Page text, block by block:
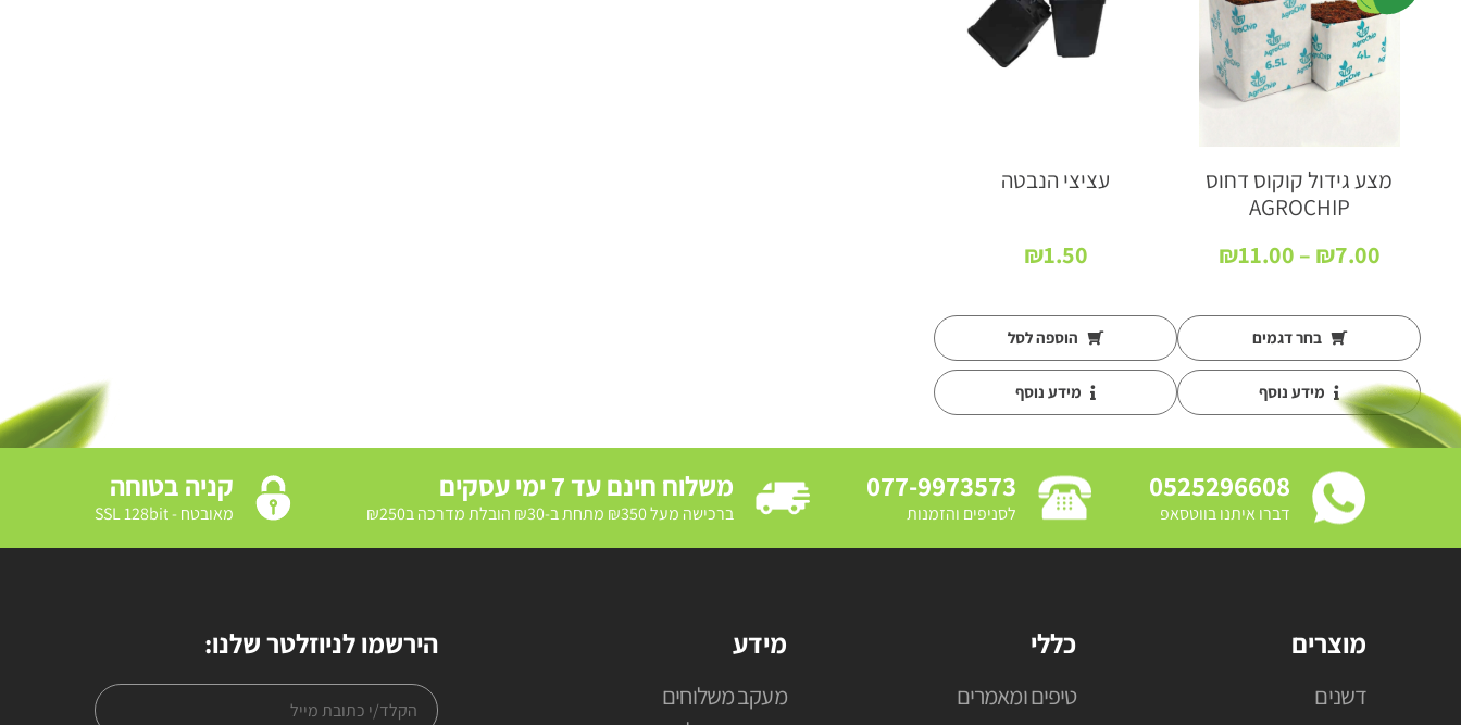
מצע גידול קוקוס דחוס
AGROCHIP
₪7.00
–
₪11.00
עד בחר דגמים
מידע נוסף
עציצי הנבטה
₪1.50
הוספה לסל
מידע נוסף
0525296608
דברו איתנו בווטסאפ
077-9973573
לסניפים והזמנות
משלוח חינם עד 7 ימי עסקים
ברכישה מעל ₪350 מתחת ב-₪30 הובלת מדרכה ב₪250
קניה בטוחה
מאובטח - SSL 128bit
מוצרים
דשנים
כללי
טיפים ומאמרים
מידע
מעקב משלוחים
הירשמו לניוזלטר שלנו: